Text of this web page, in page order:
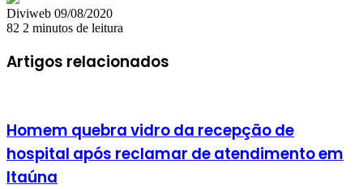
Diviweb Mande
um
mail
09/08/2020
82 2 minutos de leitura
Artigos relacionados
Homem quebra vidro da recepção de
hospital após reclamar de atendimento em
Itaúna